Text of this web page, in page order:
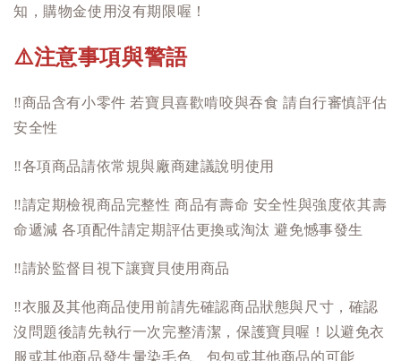
知，購物金使用沒有期限喔！
⚠️注意事項與警語
‼️商品含有小零件 若寶貝喜歡啃咬與吞食 請自行審慎評估
安全性
‼️各項商品請依常規與廠商建議說明使用
‼️請定期檢視商品完整性 商品有壽命 安全性與強度依其壽
命遞減 各項配件請定期評估更換或淘汰 避免憾事發生
‼️請於監督目視下讓寶貝使用商品
‼️衣服及其他商品使用前請先確認商品狀態與尺寸，確認
沒問題後請先執行一次完整清潔，保護寶貝喔！以避免衣
服或其他商品發生暈染毛色、包包或其他商品的可能